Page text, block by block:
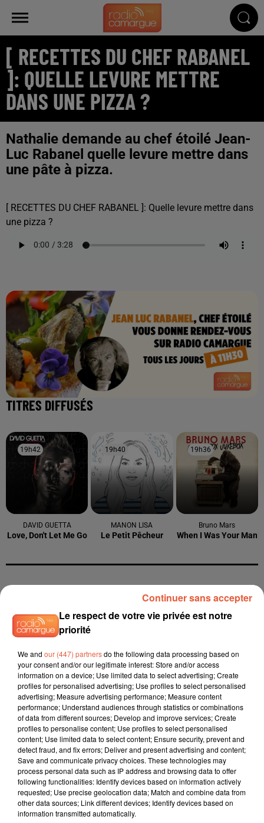
[ RECETTES DU CHEF RABANEL
]: QUELLE LEVURE METTRE
DANS UNE PIZZA ?
Nathalie demande au chef étoilé Jean-
Luc Rabanel quelle levure mettre dans
une pâte à pizza.
[ RECETTES DU CHEF RABANEL ]: Quelle levure mettre dans
une pizza ?
TITRES DIFFUSÉS
19h42
19h42
DAVID GUETTA
Love, Don't Let Me Go
19h40
19h40
MANON LISA
Le Petit Pêcheur
19h36
19h36
Bruno Mars
When I Was Your Man
Bélier Taureau Gémeaux
Cancer Lion
Le respect de votre vie privée est notre
priorité
We and our (447) partnersdo the following data processing based on
your consent and/or our legitimate interest: Store and/or access
information on a device; Use limited data to select advertising; Create
profiles for personalised advertising; Use profiles to select personalised
advertising; Measure advertising performance; Measure content
performance; Understand audiences through statistics or combinations
of data from different sources; Develop and improve services; Create
profiles to personalise content; Use profiles to select personalised
content; Use limited data to select content; Ensure security, prevent and
detect fraud, and fix errors; Deliver and present advertising and content;
Save and communicate privacy choices. These technologies may
process personal data such as IP address and browsing data to offer
following functionalities: Identify devices based on information actively
requested; Use precise geolocation data; Match and combine data from
other data sources; Link different devices; Identify devices based on
information transmitted automatically.
Continuer sans accepter